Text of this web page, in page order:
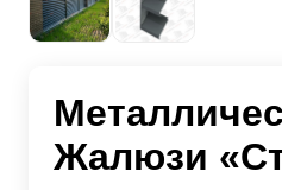
Жалюзи